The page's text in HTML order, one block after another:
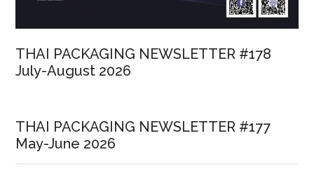
THAI PACKAGING NEWSLETTER #178
July-August 2026
THAI PACKAGING NEWSLETTER #177
May-June 2026